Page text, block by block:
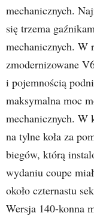
mechanicznych.
się trzema
mechanicznych. W
zmodernizowane
i pojemnością
maksymalna moc
mechanicznych. W
na tylne koła za
biegów, którą
wydaniu coupe
około czternastu
Wersja 140-konna